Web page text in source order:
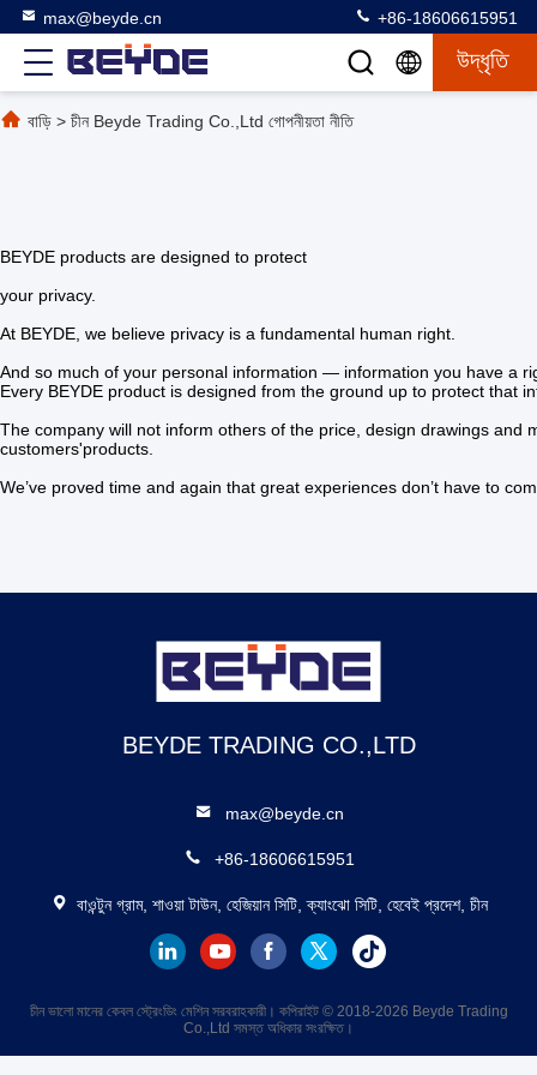
max@beyde.cn +86-18606615951
উদ্ধৃতি
বাড়ি > চীন Beyde Trading Co.,Ltd গোপনীয়তা নীতি
BEYDE products are designed to protect
your privacy.
At BEYDE, we believe privacy is a fundamental human right.
And so much of your personal information — information you have a
Every BEYDE product is designed from the ground up to protect that
The company will not inform others of the price, design drawings
customers'products.
We’ve proved time and again that great experiences don’t have to
BEYDE TRADING CO.,LTD
max@beyde.cn
+86-18606615951
বাওন্টুন গ্রাম, শাওয়া টাউন, হেজিয়ান সিটি, ক্যাংঝো সিটি, হেবেই প্রদেশ, চীন
চীন ভালো মানের কেবল স্ট্রেংডিং মেশিন সরবরাহকারী। কপিরাইট © 2018-2026 Beyde Trading
Co.,Ltd সমস্ত অধিকার সংরক্ষিত।